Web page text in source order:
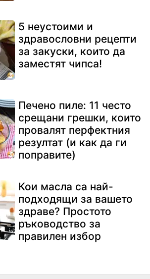
5 неустоими и
здравословни рецепти
за закуски, които да
заместят чипса!
Печено пиле: 11 често
срещани грешки, които
провалят перфектния
резултат (и как да ги
поправите)
Кои масла са най-
подходящи за вашето
здраве? Простото
ръководство за
правилен избор